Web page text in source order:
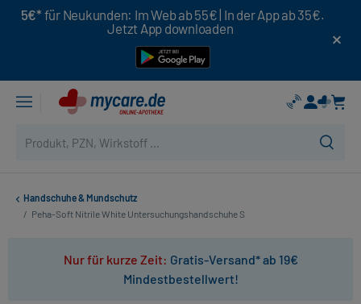
5€* für Neukunden: Im Web ab 55€ | In der App ab 35€.
Jetzt App downloaden
Handschuhe & Mundschutz
/ Peha-Soft Nitrile White Untersuchungshandschuhe S
Nur für kurze Zeit: Gratis-Versand* ab 19€
Mindestbestellwert!